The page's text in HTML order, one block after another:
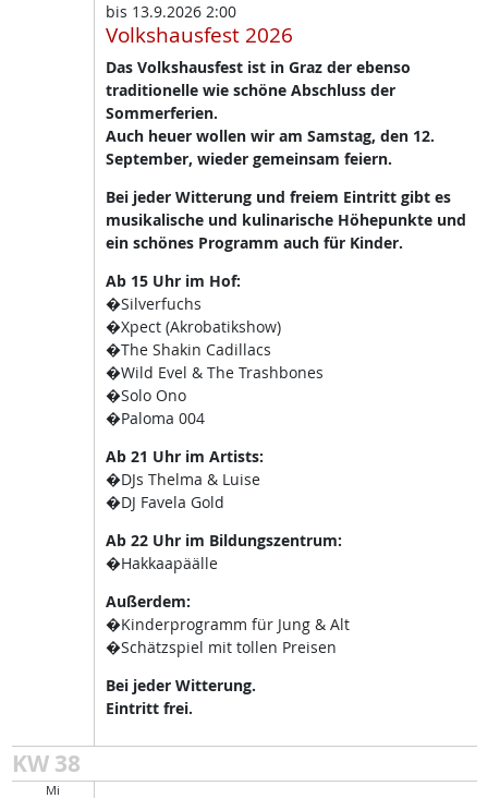
bis 13.9.2026 2:00
Volkshausfest 2026
Das Volkshausfest ist in Graz der ebenso
traditionelle wie schöne Abschluss der
Sommerferien.
Auch heuer wollen wir am Samstag, den 12.
September, wieder gemeinsam feiern.
Bei jeder Witterung und freiem Eintritt gibt es
musikalische und kulinarische Höhepunkte und
ein schönes Programm auch für Kinder.
Ab 15 Uhr im Hof:
�Silverfuchs
�Xpect (Akrobatikshow)
�The Shakin Cadillacs
�Wild Evel & The Trashbones
�Solo Ono
�Paloma 004
Ab 21 Uhr im Artists:
�DJs Thelma & Luise
�DJ Favela Gold
Ab 22 Uhr im Bildungszentrum:
�Hakkaapäälle
Außerdem:
�Kinderprogramm für Jung & Alt
�Schätzspiel mit tollen Preisen
Bei jeder Witterung.
Eintritt frei.
KW 38
Mi